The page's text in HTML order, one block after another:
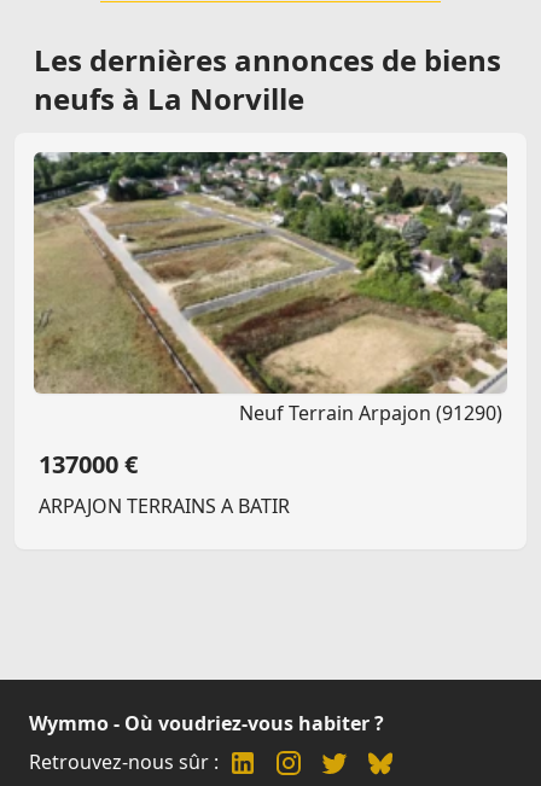
Les dernières annonces de biens
neufs à La Norville
Neuf Terrain Arpajon (91290)
137000 €
ARPAJON TERRAINS A BATIR
Wymmo - Où voudriez-vous habiter ?
Retrouvez-nous sûr :